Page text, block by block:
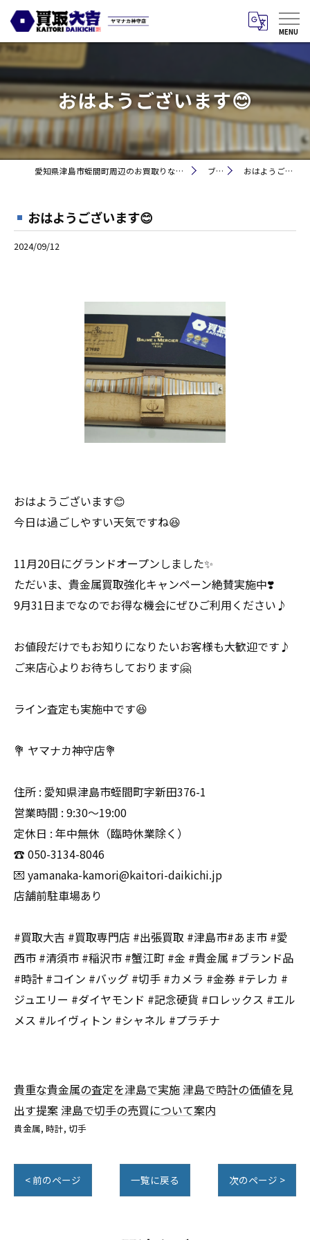
おはようございます😊
愛知県津島市蛭間町周辺のお買取りなら買取大吉 ヤマナカ神守店 ブログ おはようございます😊
おはようございます😊
2024/09/12
おはようございます😊
今日は過ごしやすい天気ですね😆
11月20日にグランドオープンしました✨
ただいま、貴金属買取強化キャンペーン絶賛実施中❣️
9月31日までなのでお得な機会にぜひご利用ください♪
お値段だけでもお知りになりたいお客様も大歓迎です♪
ご来店心よりお待ちしております🤗
ライン査定も実施中です😆
💐 ヤマナカ神守店💐
住所 : 愛知県津島市蛭間町字新田376-1
営業時間 : 9:30〜19:00
定休日 : 年中無休（臨時休業除く）
☎️ 050-3134-8046
💌 yamanaka-kamori@kaitori-daikichi.jp
店舗前駐車場あり
#買取大吉 #買取専門店 #出張買取 #津島市#あま市 #愛
西市 #清須市 #稲沢市 #蟹江町 #金 #貴金属 #ブランド品
#時計 #コイン #バッグ #切手 #カメラ #金券 #テレカ #
ジュエリー #ダイヤモンド #記念硬貨 #ロレックス #エル
メス #ルイヴィトン #シャネル #プラチナ
貴重な貴金属の査定を津島で実施 津島で時計の価値を見
出す提案 津島で切手の売買について案内
貴金属 時計 切手
< 前のページ 一覧に戻る 次のページ >